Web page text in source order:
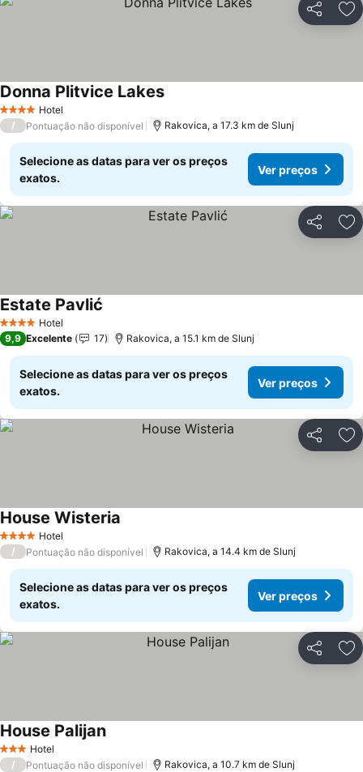
Partilhar
4 EstrelasHotel
Donna Plitvice Lakes
/ Pontuação não disponível Rakovica, a 17.3 km de Slunj
Selecione as datas para ver os preços
exatos.
Ver preços
Partilhar
4 EstrelasHotel
Estate Pavlić
9,9 Excelente 17 Rakovica, a 15.1 km de Slunj
Selecione as datas para ver os preços
exatos.
Ver preços
Partilhar
4 EstrelasHotel
House Wisteria
/ Pontuação não disponível Rakovica, a 14.4 km de Slunj
Selecione as datas para ver os preços
exatos.
Ver preços
Partilhar
3 EstrelasHotel
House Palijan
/ Pontuação não disponível Rakovica, a 10.7 km de Slunj